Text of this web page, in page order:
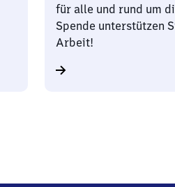
für alle und rund um
Spende unterstützen
Arbeit!